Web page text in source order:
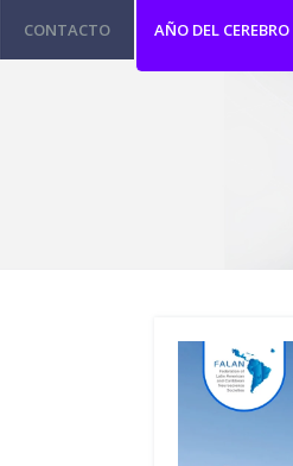
CONTACTO AÑO DEL CEREBRO